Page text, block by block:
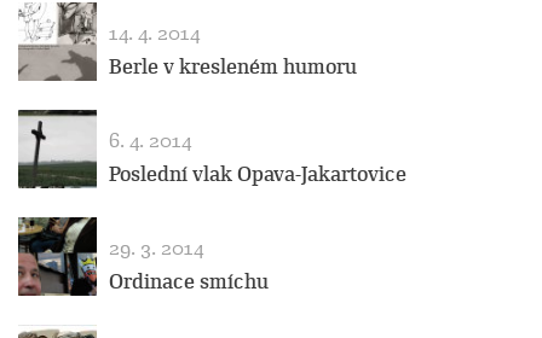
14. 4. 2014
Berle v kresleném humoru
6. 4. 2014
Poslední vlak Opava-Jakartovice
29. 3. 2014
Ordinace smíchu